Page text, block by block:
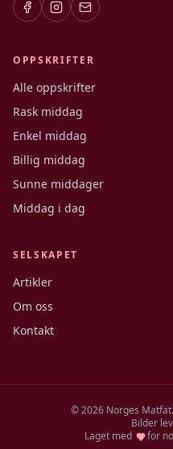
OPPSKRIFTER
Alle oppskrifter
Rask middag
Enkel middag
Billig middag
Sunne middager
Middag i dag
SELSKAPET
Artikler
Om oss
Kontakt
©2026Norges
Bilder
Laget med
for